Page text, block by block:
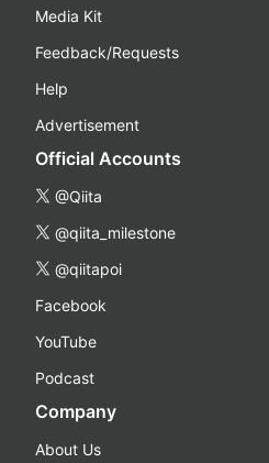
Media Kit
Feedback/Requests
Help
Advertisement
Official Accounts
@Qiita
@qiita_milestone
@qiitapoi
Facebook
YouTube
Podcast
Company
About Us